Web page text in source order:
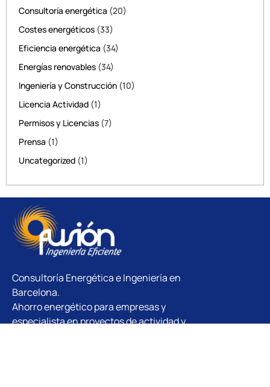
Consultoría energética (20)
Costes energéticos (33)
Eficiencia energética (34)
Energías renovables (34)
Ingeniería y Construcción (10)
Licencia Actividad (1)
Permisos y Licencias (7)
Prensa (1)
Uncategorized (1)
Consultoría Energética e Ingeniería en
Barcelona.
Ahorro energético para empresas y
especialista en proyectos de actividad y